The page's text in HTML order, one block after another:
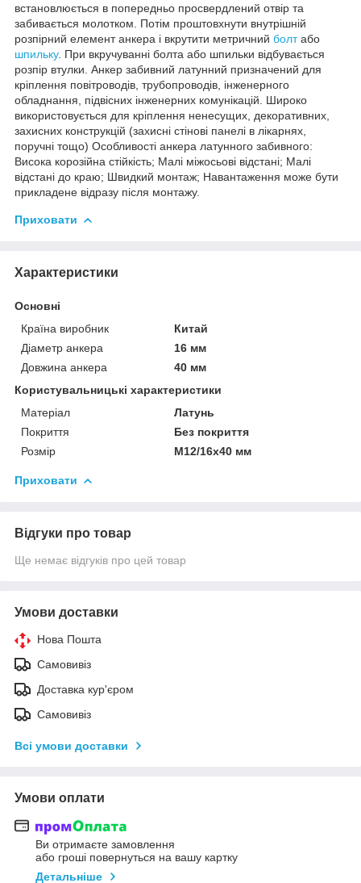
встановлюється в попередньо просвердлений отвір та
забивається молотком. Потім проштовхнути внутрішній
розпірний елемент анкера і вкрутити метричний болтабо
шпильку. При вкручуванні болта або шпильки відбувається
розпір втулки. Анкер забивний латунний призначений для
кріплення повітроводів, трубопроводів, інженерного
обладнання, підвісних інженерних комунікацій. Широко
використовується для кріплення ненесущих, декоративних,
захисних конструкцій (захисні стінові панелі в лікарнях,
поручні тощо) Особливості анкера латунного забивного:
Висока корозійна стійкість; Малі міжосьові відстані; Малі
відстані до краю; Швидкий монтаж; Навантаження може бути
прикладене відразу після монтажу.
Приховати
Характеристики
Основні
Країна виробник
Китай
Діаметр анкера
16 мм
Довжина анкера
40 мм
Користувальницькі характеристики
Матеріал
Латунь
Покриття
Без покриття
Розмір
М12/16х40 мм
Приховати
Відгуки про товар
Ще немає відгуків про цей товар
Умови доставки
Нова Пошта
Самовивіз
Доставка кур'єром
Самовивіз
Всі умови доставки
Умови оплати
Ви отримаєте замовлення
або гроші повернуться на вашу картку
Детальніше